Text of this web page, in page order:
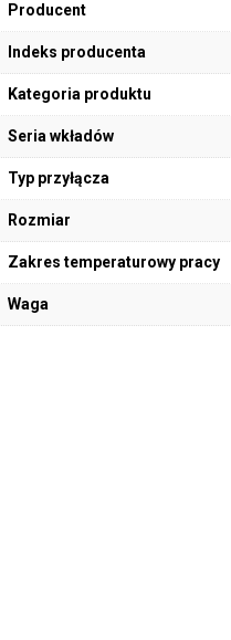
Producent
Indeks producenta
Kategoria produktu
Seria wkładów
Typ przyłącza
Rozmiar
Zakres temperaturowy pracy
Waga